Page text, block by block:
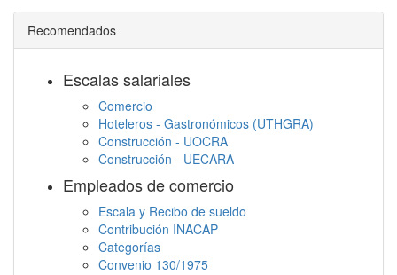
Recomendados
Escalas salariales
Comercio
Hoteleros - Gastronómicos (UTHGRA)
Construcción - UOCRA
Construcción - UECARA
Empleados de comercio
Escala y Recibo de sueldo
Contribución INACAP
Categorías
Convenio 130/1975